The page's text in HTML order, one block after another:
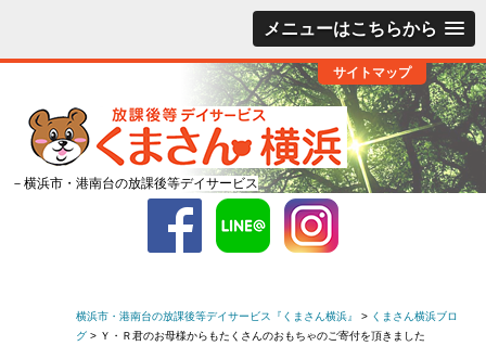
メニューはこちらから
サイトマップ
－横浜市・港南台の放課後等デイサービス
横浜市・港南台の放課後等デイサービス『くまさん横浜』 > くまさん横浜ブロ
グ > Ｙ・Ｒ君のお母様からもたくさんのおもちゃのご寄付を頂きました